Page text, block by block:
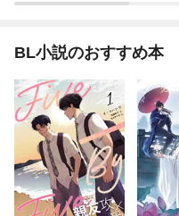
溺愛と幸せでした～
BL小説のおすすめ本